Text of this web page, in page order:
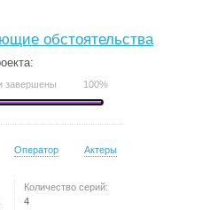
обстоятельства
завершены 100%
Оператор Актеры
Количество серий:
4